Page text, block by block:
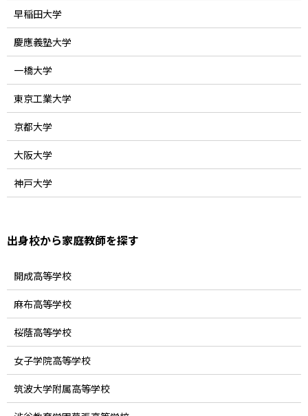
早稲田大学
慶應義塾大学
一橋大学
東京工業大学
京都大学
大阪大学
神戸大学
出身校から家庭教師を探す
開成高等学校
麻布高等学校
桜蔭高等学校
女子学院高等学校
筑波大学附属高等学校